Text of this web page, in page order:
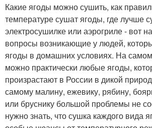
Какие ягоды можно сушить, как
температуре сушат ягоды, где лучше
электросушилке или аэрогриле - вот
вопросы возникающие у людей,
ягоды в домашних условиях. На
можно практически любые ягоды,
произрастают в России в дикой
самому малину, ежевику, рябину,
или бруснику большой проблемы не
нужно знать, что сушка каждого вида